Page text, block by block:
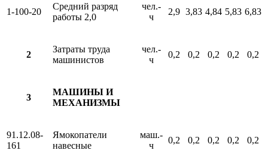
1-100-20
Средний разряд
работы 2,0
чел.-
ч
2,9 3,83 4,84 5,83 6,83
2
Затраты труда
машинистов
чел.-
ч
0,2 0,2 0,2 0,2 0,2
3
МАШИНЫ И
МЕХАНИЗМЫ
91.12.08-
161
Ямокопатели
навесные
маш.-
ч
0,2 0,2 0,2 0,2 0,2